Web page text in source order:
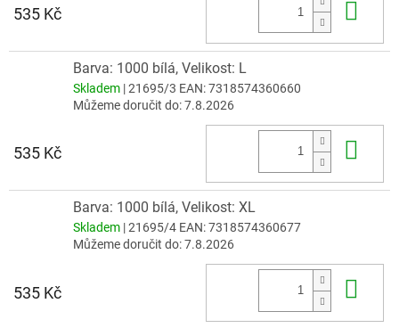
535 Kč
Barva: 1000 bílá, Velikost: L
Skladem | 21695/3 EAN:7318574360660
Můžeme doručit do:7.8.2026
535 Kč
Barva: 1000 bílá, Velikost: XL
Skladem | 21695/4 EAN:7318574360677
Můžeme doručit do:7.8.2026
535 Kč